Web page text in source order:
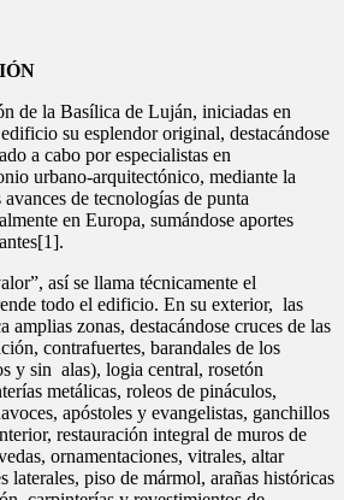
de la Basílica de Luján, iniciadas en
su esplendor original, destacándose
a cabo por especialistas en
urbano-arquitectónico, mediante la
de tecnologías de punta
en Europa, sumándose aportes
así se llama técnicamente el
todo el edificio. En su exterior, las
amplias zonas, destacándose cruces de las
contrafuertes, barandales de los
y sin alas), logia central, rosetón
metálicas, roleos de pináculos,
apóstoles y evangelistas, ganchillos
restauración integral de muros de
ornamentaciones, vitrales, altar
laterales, piso de mármol, arañas históricas